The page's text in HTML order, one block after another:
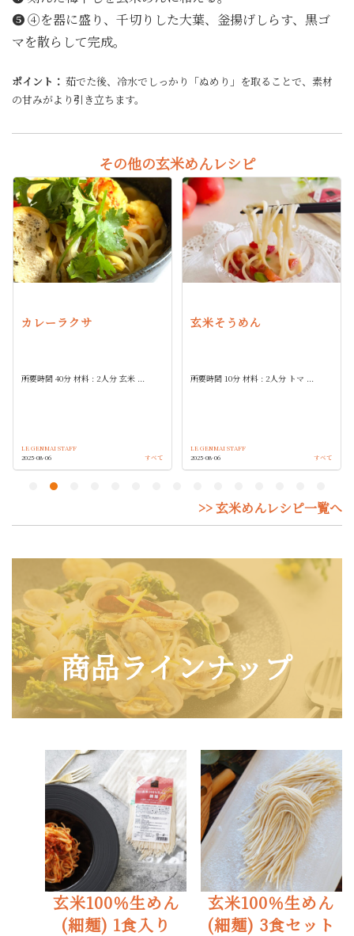
❺ ④を器に盛り、千切りした大葉、釡揚げしらす、黒ゴ
マを散らして完成。
ポイント： 茹でた後、冷水でしっかり「ぬめり」を取ることで、素材
の甘みがより引き立ちます。
その他の玄米めんレシピ
カレーラクサ
所要時間 40分 材料 : 2人分 玄米 ...
LE GENMAI STAFF
2025-08-06
すべて
玄米そうめん
所要時間 10分 材料 : 2人分 トマ ...
LE GENMAI STAFF
2025-08-06
すべて
>> 玄米めんレシピ一覧へ
商品ラインナップ
玄米100％生めん
(細麺) 1食入り
玄米100％生めん
(細麺) 3食セット